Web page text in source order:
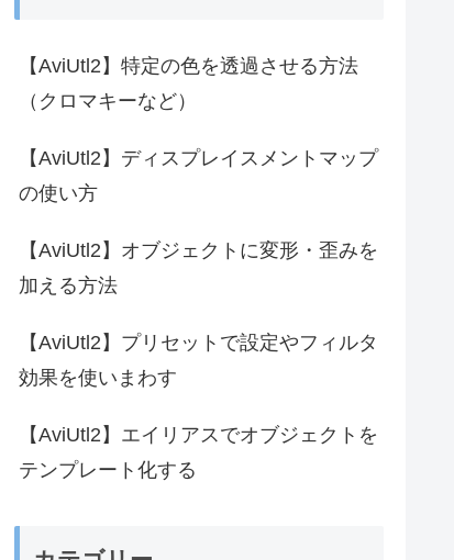
【AviUtl2】特定の色を透過させる方法
（クロマキーなど）
【AviUtl2】ディスプレイスメントマップ
の使い方
【AviUtl2】オブジェクトに変形・歪みを
加える方法
【AviUtl2】プリセットで設定やフィルタ
効果を使いまわす
【AviUtl2】エイリアスでオブジェクトを
テンプレート化する